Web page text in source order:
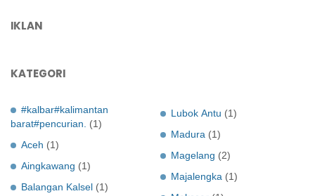
IKLAN
KATEGORI
#kalbar#kalimantan
barat#pencurian.
(1)
Aceh (1)
Aingkawang (1)
Balangan Kalsel (1)
Lubok Antu (1)
Madura (1)
Magelang (2)
Majalengka (1)